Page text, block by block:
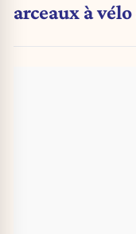
arceaux à vélo